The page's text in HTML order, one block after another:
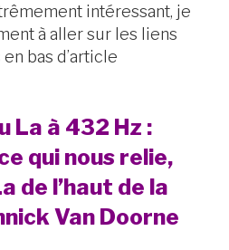
intéressant, je
à aller sur les liens
bas d’article
La à 432 Hz :
qui nous relie,
de l’haut de la
Van Doorne